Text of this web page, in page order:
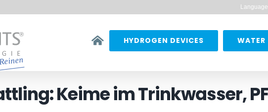
HYDROGEN DEVICES WATER
Keime im Trinkwasser,